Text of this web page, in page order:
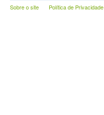
Sobre o site Política de Privacidade